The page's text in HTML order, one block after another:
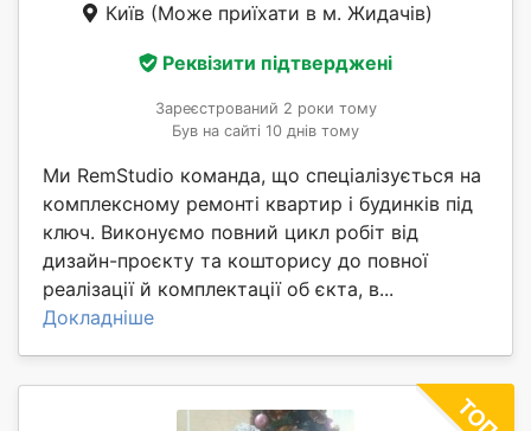
Київ (Може приїхати в м. Жидачів)
Реквізити підтверджені
Зареєстрований 2 роки тому
Був на сайті 10 днів тому
Ми RemStudio команда, що спеціалізується на
комплексному ремонті квартир і будинків під
ключ. Виконуємо повний цикл робіт від
дизайн-проєкту та кошторису до повної
реалізації й комплектації об єкта, в...
Докладніше